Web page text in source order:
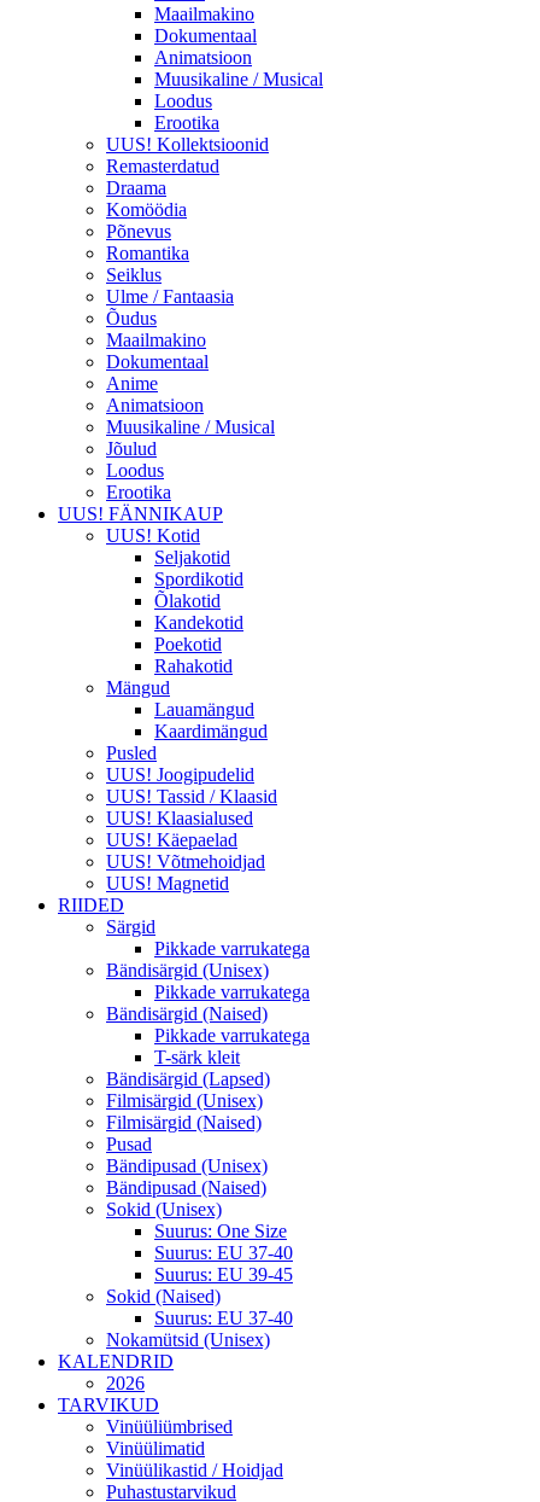
Maailmakino
Dokumentaal
Animatsioon
Muusikaline / Musical
Loodus
Erootika
UUS! Kollektsioonid
Remasterdatud
Draama
Komöödia
Põnevus
Romantika
Seiklus
Ulme / Fantaasia
Õudus
Maailmakino
Dokumentaal
Anime
Animatsioon
Muusikaline / Musical
Jõulud
Loodus
Erootika
UUS! FÄNNIKAUP
UUS! Kotid
Seljakotid
Spordikotid
Õlakotid
Kandekotid
Poekotid
Rahakotid
Mängud
Lauamängud
Kaardimängud
Pusled
UUS! Joogipudelid
UUS! Tassid / Klaasid
UUS! Klaasialused
UUS! Käepaelad
UUS! Võtmehoidjad
UUS! Magnetid
RIIDED
Särgid
Pikkade varrukatega
Bändisärgid (Unisex)
Pikkade varrukatega
Bändisärgid (Naised)
Pikkade varrukatega
T-särk kleit
Bändisärgid (Lapsed)
Filmisärgid (Unisex)
Filmisärgid (Naised)
Pusad
Bändipusad (Unisex)
Bändipusad (Naised)
Sokid (Unisex)
Suurus: One Size
Suurus: EU 37-40
Suurus: EU 39-45
Sokid (Naised)
Suurus: EU 37-40
Nokamütsid (Unisex)
KALENDRID
2026
TARVIKUD
Vinüüliümbrised
Vinüülimatid
Vinüülikastid / Hoidjad
Puhastustarvikud